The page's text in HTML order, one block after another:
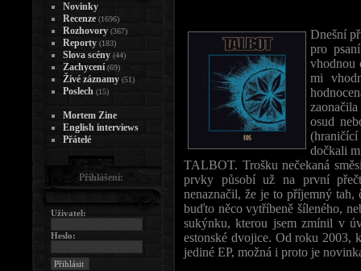
Dnešní
pro
vhodnou
mi
osud
dočkali
TALBOT. Trošku nečekaná
prvky působí už na první
nenaznačil, že je to příjemný
buďto něco vytříbeně šíleného,
sukýnku, kterou jsem zmínil v
estonské dvojice. Od roku 2003,
jediné EP, možná i proto je
Novinky
Recenze (1696)
Rozhovory (367)
Reporty (183)
Slova scény (44)
Zachycení (69)
Živé záznamy (51)
Poslech (15)
Mortem Zine
English interviews
Přátelé
Přihlášení:
Uživatel:
Heslo: